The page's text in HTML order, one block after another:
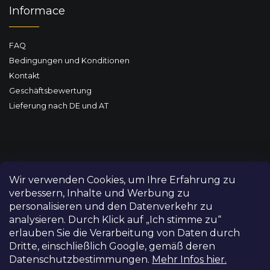
Wir verwenden Cookies, um Ihre Erfahrung zu
verbessern, Inhalte und Werbung zu
personalisieren und den Datenverkehr zu
analysieren. Durch Klick auf „Ich stimme zu“
erlauben Sie die Verarbeitung von Daten durch
Dritte, einschließlich Google, gemäß deren
Datenschutzbestimmungen. Mehr Infos hier.
Informace
FAQ
Bedingungen und Konditionen
Kontakt
Geschäftsbewertung
Lieferung nach DE und AT